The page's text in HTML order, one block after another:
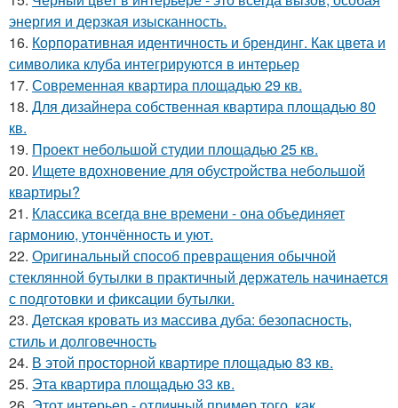
энергия и дерзкая изысканность.
16. Корпоративная идентичность и брендинг. Как цвета и
символика клуба интегрируются в интерьер
17. Современная квартира площадью 29 кв.
18. Для дизайнера собственная квартира площадью 80
кв.
19. Проект небольшой студии площадью 25 кв.
20. Ищете вдохновение для обустройства небольшой
квартиры?
21. Классика всегда вне времени - она объединяет
гармонию, утончённость и уют.
22. Оригинальный способ превращения обычной
стеклянной бутылки в практичный держатель начинается
с подготовки и фиксации бутылки.
23. Детская кровать из массива дуба: безопасность,
стиль и долговечность
24. В этой просторной квартире площадью 83 кв.
25. Эта квартира площадью 33 кв.